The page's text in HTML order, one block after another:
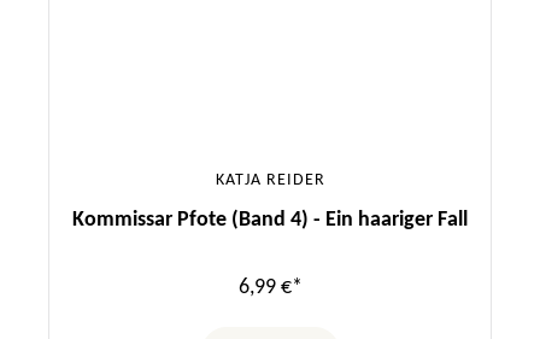
KATJA REIDER
Kommissar Pfote (Band 4) - Ein haariger Fall
6,99 €*